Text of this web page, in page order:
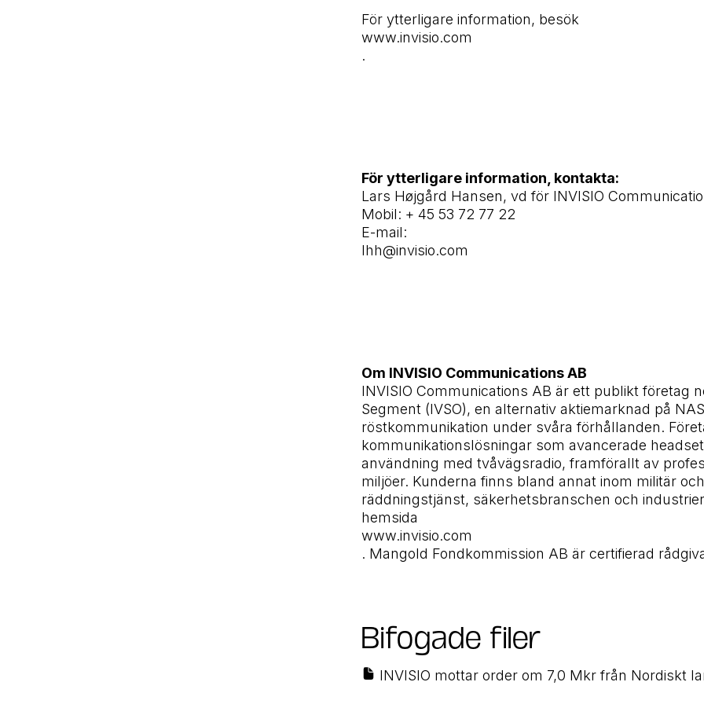
För ytterligare information, besök
www.invisio.com
.
För ytterligare information, kontakta:
Lars Højgård Hansen, vd för INVISIO
Mobil: + 45 53 72 77 22
E-mail:
lhh@invisio.com
Om INVISIO Communications AB
INVISIO Communications AB är ett publikt företag
Segment (IVSO), en alternativ aktiemarknad på
röstkommunikation under svåra förhållanden.
kommunikationslösningar som avancerade
användning med tvåvägsradio, framförallt av
miljöer. Kunderna finns bland annat inom militär
räddningstjänst, säkerhetsbranschen och
hemsida
www.invisio.com
. Mangold Fondkommission AB är certifierad
Bifogade filer
INVISIO mottar order om 7,0 Mkr från Nordiskt